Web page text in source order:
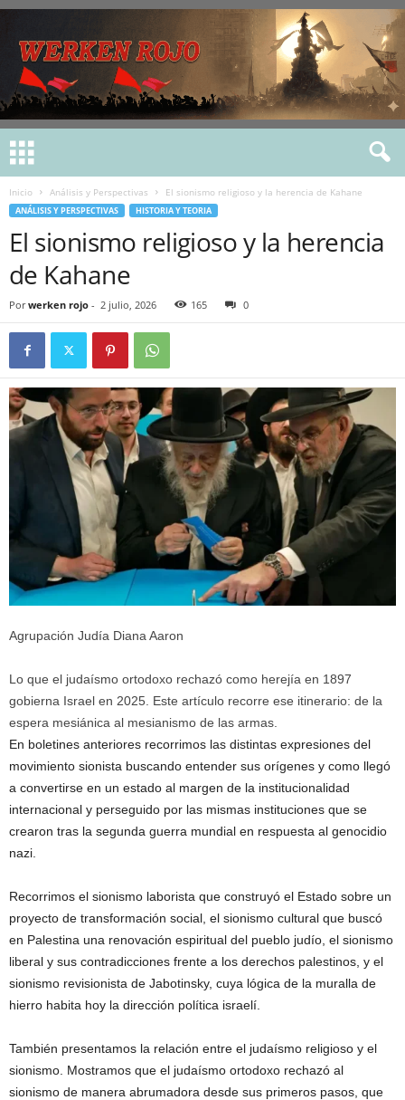
Inicio Análisis y Perspectivas El sionismo religioso y la herencia de Kahane
ANÁLISIS Y PERSPECTIVAS HISTORIA Y TEORIA
El sionismo religioso y la herencia
de Kahane
Por werken rojo - 2 julio, 2026 165 0
Agrupación Judía Diana Aaron
Lo que el judaísmo ortodoxo rechazó como herejía en 1897
gobierna Israel en 2025. Este artículo recorre ese itinerario: de la
espera mesiánica al mesianismo de las armas.
En boletines anteriores recorrimos las distintas expresiones del
movimiento sionista buscando entender sus orígenes y como llegó
a convertirse en un estado al margen de la institucionalidad
internacional y perseguido por las mismas instituciones que se
crearon tras la segunda guerra mundial en respuesta al genocidio
nazi.
Recorrimos el sionismo laborista que construyó el Estado sobre un
proyecto de transformación social, el sionismo cultural que buscó
en Palestina una renovación espiritual del pueblo judío, el sionismo
liberal y sus contradicciones frente a los derechos palestinos, y el
sionismo revisionista de Jabotinsky, cuya lógica de la muralla de
hierro habita hoy la dirección política israelí.
También presentamos la relación entre el judaísmo religioso y el
sionismo. Mostramos que el judaísmo ortodoxo rechazó al
sionismo de manera abrumadora desde sus primeros pasos, que